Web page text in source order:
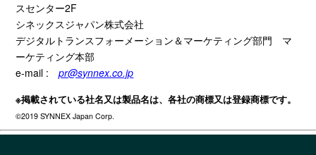
スセンター2F
シネックスジャパン株式会社
デジタルトランスフォーメーション＆マーケティング部門 マ
ーケティング本部
e-mail :
pr@synnex.co.jp
※掲載されている社名又は製品名は、各社の商標又は登録商標です。
©2019 SYNNEX Japan Corp.